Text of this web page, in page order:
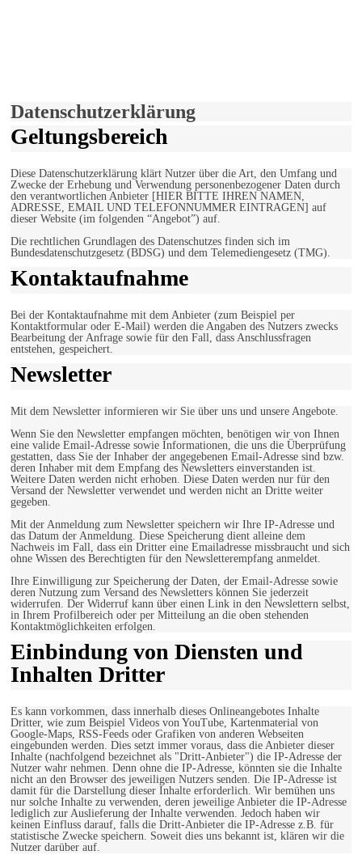
Datenschutzerklärung
Geltungsbereich
Diese Datenschutzerklärung klärt Nutzer über die Art, den Umfang und
Zwecke der Erhebung und Verwendung personenbezogener Daten durch
den verantwortlichen Anbieter [HIER BITTE IHREN NAMEN,
ADRESSE, EMAIL UND TELEFONNUMMER EINTRAGEN] auf
dieser Website (im folgenden “Angebot”) auf.
Die rechtlichen Grundlagen des Datenschutzes finden sich im
Bundesdatenschutzgesetz (BDSG) und dem Telemediengesetz (TMG).
Kontaktaufnahme
Bei der Kontaktaufnahme mit dem Anbieter (zum Beispiel per
Kontaktformular oder E-Mail) werden die Angaben des Nutzers zwecks
Bearbeitung der Anfrage sowie für den Fall, dass Anschlussfragen
entstehen, gespeichert.
Newsletter
Mit dem Newsletter informieren wir Sie über uns und unsere Angebote.
Wenn Sie den Newsletter empfangen möchten, benötigen wir von Ihnen
eine valide Email-Adresse sowie Informationen, die uns die Überprüfung
gestatten, dass Sie der Inhaber der angegebenen Email-Adresse sind bzw.
deren Inhaber mit dem Empfang des Newsletters einverstanden ist.
Weitere Daten werden nicht erhoben. Diese Daten werden nur für den
Versand der Newsletter verwendet und werden nicht an Dritte weiter
gegeben.
Mit der Anmeldung zum Newsletter speichern wir Ihre IP-Adresse und
das Datum der Anmeldung. Diese Speicherung dient alleine dem
Nachweis im Fall, dass ein Dritter eine Emailadresse missbraucht und sich
ohne Wissen des Berechtigten für den Newsletterempfang anmeldet.
Ihre Einwilligung zur Speicherung der Daten, der Email-Adresse sowie
deren Nutzung zum Versand des Newsletters können Sie jederzeit
widerrufen. Der Widerruf kann über einen Link in den Newslettern selbst,
in Ihrem Profilbereich oder per Mitteilung an die oben stehenden
Kontaktmöglichkeiten erfolgen.
Einbindung von Diensten und
Inhalten Dritter
Es kann vorkommen, dass innerhalb dieses Onlineangebotes Inhalte
Dritter, wie zum Beispiel Videos von YouTube, Kartenmaterial von
Google-Maps, RSS-Feeds oder Grafiken von anderen Webseiten
eingebunden werden. Dies setzt immer voraus, dass die Anbieter dieser
Inhalte (nachfolgend bezeichnet als "Dritt-Anbieter") die IP-Adresse der
Nutzer wahr nehmen. Denn ohne die IP-Adresse, könnten sie die Inhalte
nicht an den Browser des jeweiligen Nutzers senden. Die IP-Adresse ist
damit für die Darstellung dieser Inhalte erforderlich. Wir bemühen uns
nur solche Inhalte zu verwenden, deren jeweilige Anbieter die IP-Adresse
lediglich zur Auslieferung der Inhalte verwenden. Jedoch haben wir
keinen Einfluss darauf, falls die Dritt-Anbieter die IP-Adresse z.B. für
statistische Zwecke speichern. Soweit dies uns bekannt ist, klären wir die
Nutzer darüber auf.